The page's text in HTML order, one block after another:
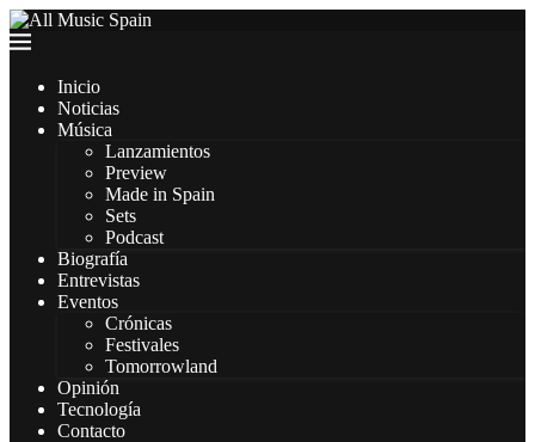
Inicio
Noticias
Música
Lanzamientos
Preview
Made in Spain
Sets
Podcast
Biografía
Entrevistas
Eventos
Crónicas
Festivales
Tomorrowland
Opinión
Tecnología
Contacto